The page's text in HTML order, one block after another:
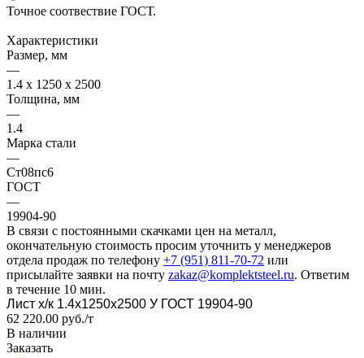
Точное соотвествие ГОСТ.
Характеристики
Размер, мм
—
1.4 x 1250 x 2500
Толщина, мм
—
1.4
Марка стали
—
Ст08пс6
ГОСТ
—
19904-90
В связи с постоянными скачками цен на металл,
окончательную стоимость просим уточнить у менеджеров
отдела продаж по телефону +7 (951) 811-70-72 или
присылайте заявки на почту zakaz@komplektsteel.ru. Ответим
в течение 10 мин.
Лист х/к 1.4x1250x2500 У ГОСТ 19904-90
62 220.00 руб./т
В наличии
Заказать